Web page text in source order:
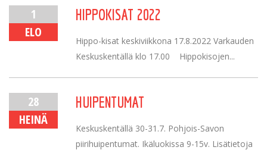
1
ELO
HIPPOKISAT 2022
Hippo-kisat keskiviikkona 17.8.2022 Varkauden
Keskuskentällä klo 17.00 Hippokisojen...
28
HEINÄ
HUIPENTUMAT
Keskuskentällä 30-31.7. Pohjois-Savon
piirihuipentumat. Ikäluokissa 9-15v. Lisätietoja